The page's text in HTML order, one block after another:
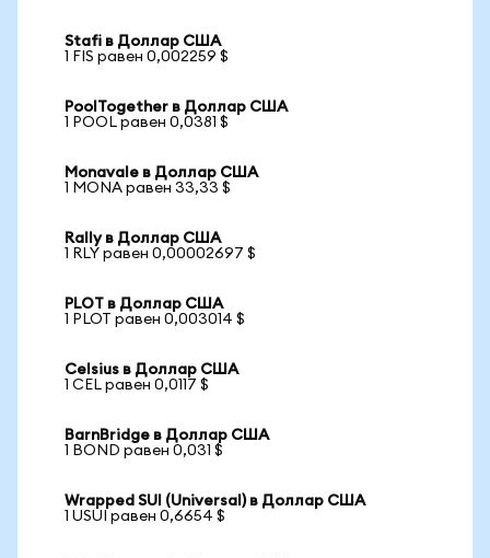
Stafi в Доллар США
1 FIS равен 0,002259 $
PoolTogether в Доллар США
1 POOL равен 0,0381 $
Monavale в Доллар США
1 MONA равен 33,33 $
Rally в Доллар США
1 RLY равен 0,00002697 $
PLOT в Доллар США
1 PLOT равен 0,003014 $
Celsius в Доллар США
1 CEL равен 0,0117 $
BarnBridge в Доллар США
1 BOND равен 0,031 $
Wrapped SUI (Universal) в Доллар США
1 USUI равен 0,6654 $